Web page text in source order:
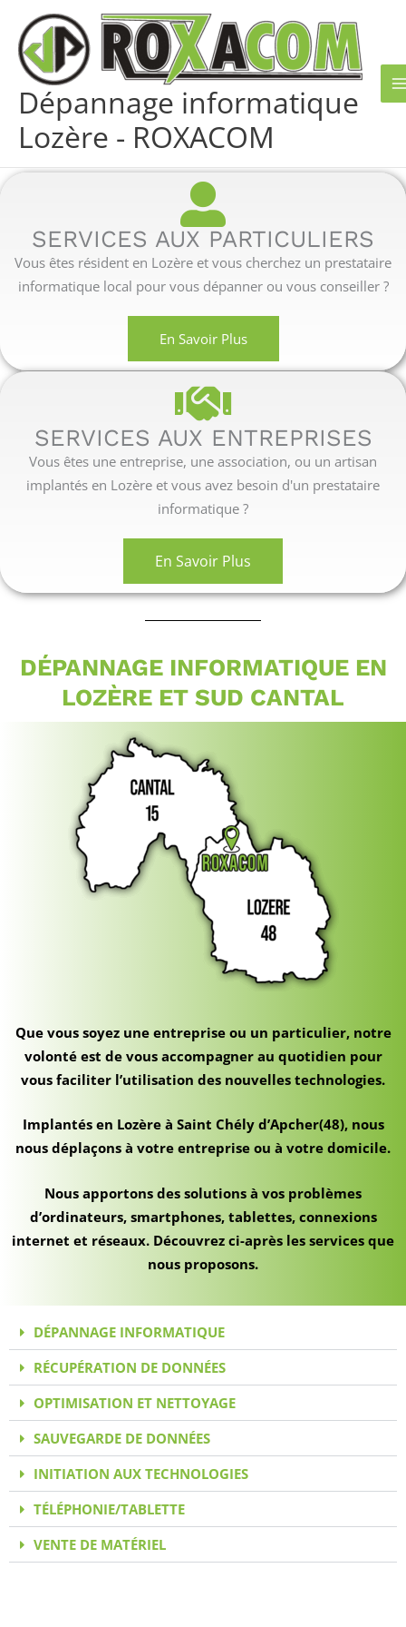
contenu
Dépannage informatique
Lozère - ROXACOM
SERVICES AUX PARTICULIERS
Vous êtes résident en Lozère et vous cherchez un prestataire
informatique local pour vous dépanner ou vous conseiller ?
En Savoir Plus
SERVICES AUX ENTREPRISES
Vous êtes une entreprise, une association, ou un artisan
implantés en Lozère et vous avez besoin d'un prestataire
informatique ?
En Savoir Plus
DÉPANNAGE INFORMATIQUE EN
LOZÈRE ET SUD CANTAL
Que vous soyez une entreprise ou un particulier, notre
volonté est de vous accompagner au quotidien pour
vous faciliter l’utilisation des nouvelles technologies.
Implantés en Lozère à Saint Chély d’Apcher(48), nous
nous déplaçons à votre entreprise ou à votre domicile.
Nous apportons des solutions à vos problèmes
d’ordinateurs, smartphones, tablettes, connexions
internet et réseaux. Découvrez ci-après les services que
nous proposons.
DÉPANNAGE INFORMATIQUE
RÉCUPÉRATION DE DONNÉES
OPTIMISATION ET NETTOYAGE
SAUVEGARDE DE DONNÉES
INITIATION AUX TECHNOLOGIES
TÉLÉPHONIE/TABLETTE
VENTE DE MATÉRIEL